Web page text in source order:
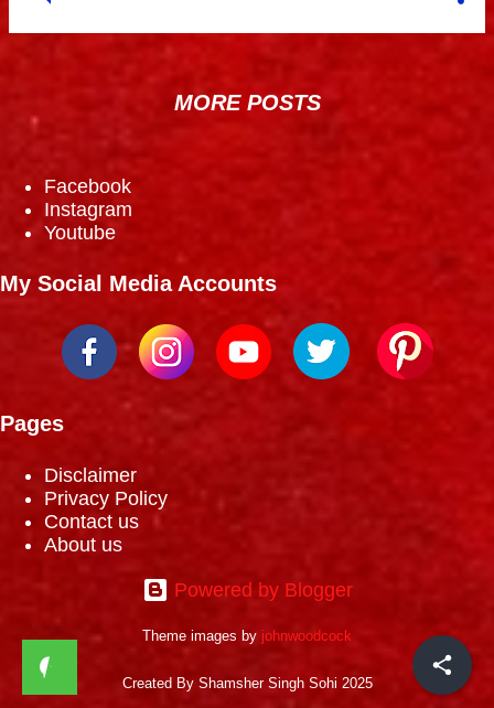
MORE POSTS
Facebook
Instagram
Youtube
My Social Media Accounts
Pages
Disclaimer
Privacy Policy
Contact us
About us
Powered by Blogger
Theme images by johnwoodcock
Created By Shamsher Singh Sohi 2025